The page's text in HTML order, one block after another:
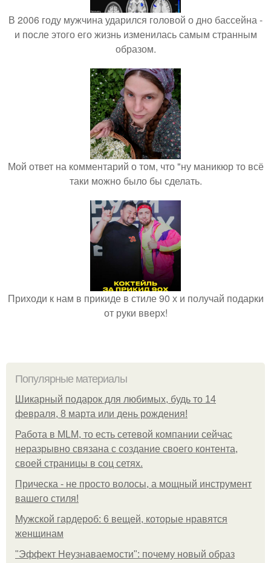
В 2006 году мужчина ударился головой о дно бассейна -
и после этого его жизнь изменилась самым странным
образом.
Мой ответ на комментарий о том, что "ну маникюр то всё
таки можно было бы сделать.
Приходи к нам в прикиде в стиле 90 х и получай подарки
от руки вверх!
Популярные материалы
Шикарный подарок для любимых, будь то 14
февраля, 8 марта или день рождения!
Работа в MLM, то есть сетевой компании сейчас
неразрывно связана с создание своего контента,
своей страницы в соц сетях.
Прическа - не просто волосы, а мощный инструмент
вашего стиля!
Мужской гардероб: 6 вещей, которые нравятся
женщинам
"Эффект Неузнаваемости": почему новый образ